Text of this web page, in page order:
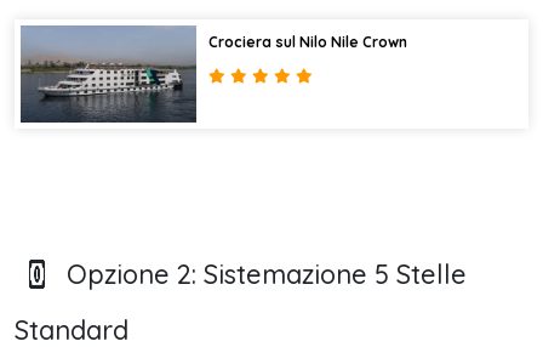
Crociera sul Nilo Nile Crown
Opzione 2: Sistemazione 5 Stelle
Standard